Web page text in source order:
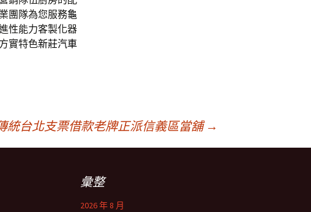
團隊為您服務龜
性能力客製化器
實特色新莊汽車
統台北支票借款老牌正派信義區當舖→
彙整
2026 年 8 月